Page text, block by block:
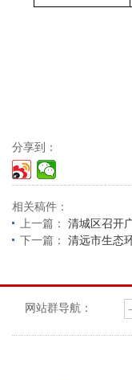
分享到：
相关稿件：
上一篇： 清城区召开
下一篇： 清远市生态
网站群导航：